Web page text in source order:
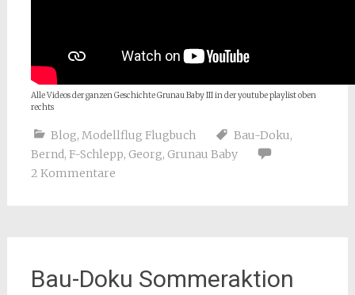
Alle Videos der ganzen Geschichte Grunau Baby III in der youtube playlist oben
rechts
Blog, Modellflug Flugbuch Bau-Doku,
Bernd, F-Schlepp, Georg, Grunau Baby
2 Kommentare
Bau-Doku Sommeraktion